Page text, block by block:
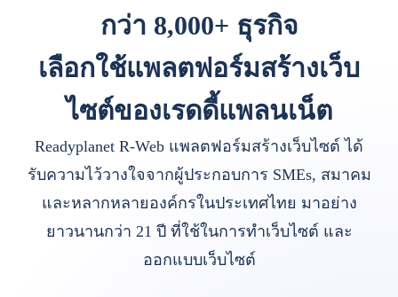
กว่า 8,000+ ธุรกิจ
เลือกใช้แพลตฟอร์มสร้างเว็บ
ไซต์ของเรดดี้แพลนเน็ต
Readyplanet R-Web แพลตฟอร์มสร้างเว็บไซต์ ได้
รับความไว้วางใจจากผู้ประกอบการ SMEs, สมาคม
และหลากหลายองค์กรในประเทศไทย มาอย่าง
ยาวนานกว่า 21 ปี ที่ใช้ในการทำเว็บไซต์ และ
ออกแบบเว็บไซต์